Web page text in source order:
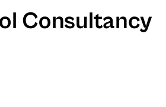
Consultancy